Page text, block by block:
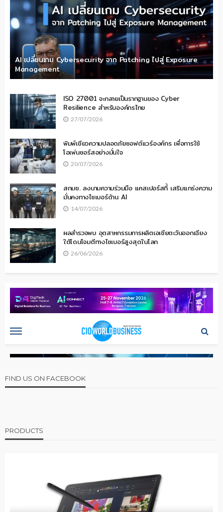
AI เปลี่ยนเกม Cybersecurity จาก Patching ไปสู่ Exposure
Management
ISO 27001 จะกลายเป็นรากฐานของ Cyber
Resilience สำหรับองค์กรไทย
27/07/2026
พิมพ์เขียวความปลอดภัยซอฟต์แวร์องค์กร เพื่อการใช้
โอเพ่นซอร์สอย่างมั่นใจ
20/07/2026
สกมช. ลงนามความร่วมมือ แคสเปอร์สกี้ เสริมแกร่งความ
มั่นคงทางไซเบอร์ด้าน AI
14/07/2026
ผลสำรวจพบ อุตสาหกรรมการผลิตเอเชียตะวันออกเฉียง
ใต้โดนโจมตีทางไซเบอร์สูงสุดในโลก
26/06/2026
FIND US ON FACEBOOK
PRODUCTS